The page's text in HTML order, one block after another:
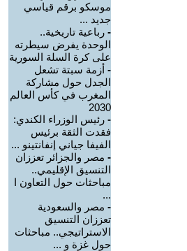
موسكو برقم قياسي
جديد ...
- رباعية تاريخية..
الوحدة يفرض سيطرته
على كرة السلة السورية
- أزمة سبتة تشعل
الجدل حول مشاركة
المغرب في كأس العالم
2030
- رئيس الوزراء الكندي:
فقدت الثقة برئيس
الفيفا جياني إنفانتينو ...
- مصر والجزائر تعززان
التنسيق الإقليمي..
مباحثات حول التعاون ا
...
- مصر والسعودية
تعززان التنسيق
الاستراتيجي.. مباحثات
حول غزة و ...